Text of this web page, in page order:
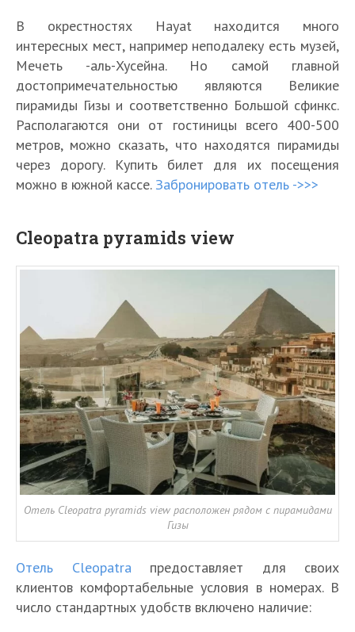
В окрестностях Hayat находится много
интересных мест, например неподалеку есть музей,
Мечеть -аль-Хусейна. Но самой главной
достопримечательностью являются Великие
пирамиды Гизы и соответственно Большой сфинкс.
Располагаются они от гостиницы всего 400-500
метров, можно сказать, что находятся пирамиды
через дорогу. Купить билет для их посещения
можно в южной кассе. Забронировать отель ->>>
Cleopatra pyramids view
Отель Cleopatra pyramids view расположен рядом с пирамидами
Гизы
Отель Cleopatra предоставляет для своих
клиентов комфортабельные условия в номерах. В
число стандартных удобств включено наличие: